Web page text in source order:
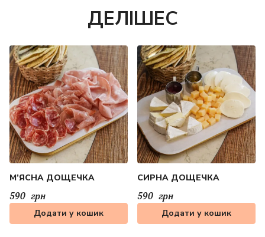
ДЕЛІШЕС
М’ЯСНА ДОЩЕЧКА
Додати у кошик
590 грн
СИРНА ДОЩЕЧКА
Додати у кошик
590 грн